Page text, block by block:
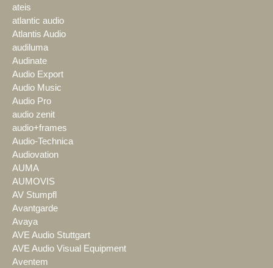
ateis
atlantic audio
Atlantis Audio
audiluma
Audinate
Audio Export
Audio Music
Audio Pro
audio zenit
audio+frames
Audio-Technica
Audiovation
AUMA
AUMOVIS
AV Stumpfl
Avantgarde
Avaya
AVE Audio Stuttgart
AVE Audio Visual Equipment
Aventem